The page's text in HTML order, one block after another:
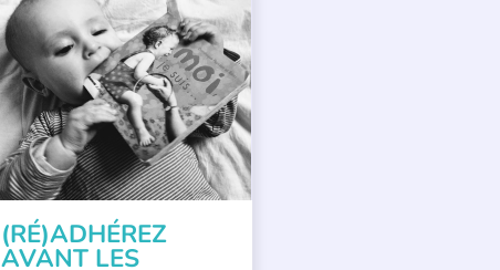
APPEL À SOUTIEN
(RÉ)ADHÉREZ
AVANT LES